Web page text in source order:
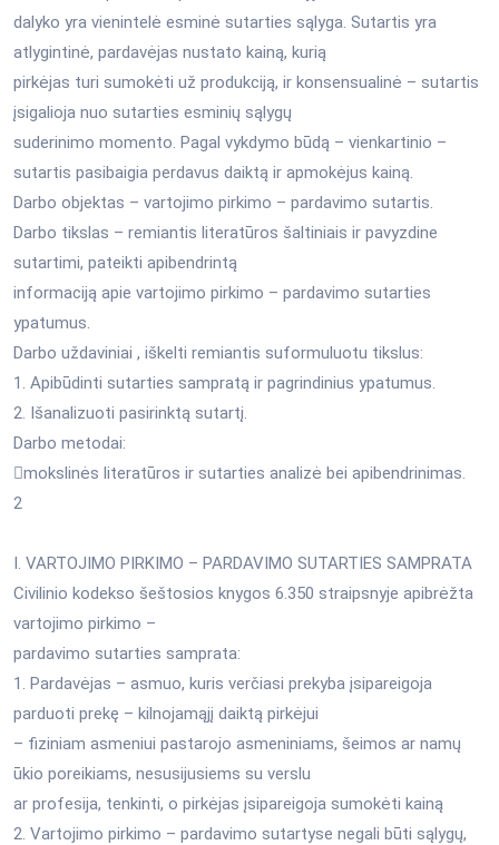
dalyko yra vienintelė esminė sutarties sąlyga. Sutartis yra
atlygintinė, pardavėjas nustato kainą, kurią
pirkėjas turi sumokėti už produkciją, ir konsensualinė – sutartis
įsigalioja nuo sutarties esminių sąlygų
suderinimo momento. Pagal vykdymo būdą – vienkartinio –
sutartis pasibaigia perdavus daiktą ir apmokėjus kainą.
Darbo objektas – vartojimo pirkimo – pardavimo sutartis.
Darbo tikslas – remiantis literatūros šaltiniais ir pavyzdine
sutartimi, pateikti apibendrintą
informaciją apie vartojimo pirkimo – pardavimo sutarties
ypatumus.
Darbo uždaviniai , iškelti remiantis suformuluotu tikslus:
1. Apibūdinti sutarties sampratą ir pagrindinius ypatumus.
2. Išanalizuoti pasirinktą sutartį.
Darbo metodai:
mokslinės literatūros ir sutarties analizė bei apibendrinimas.
2
I. VARTOJIMO PIRKIMO – PARDAVIMO SUTARTIES SAMPRATA
Civilinio kodekso šeštosios knygos 6.350 straipsnyje apibrėžta
vartojimo pirkimo –
pardavimo sutarties samprata:
1. Pardavėjas – asmuo, kuris verčiasi prekyba įsipareigoja
parduoti prekę – kilnojamąjį daiktą pirkėjui
– fiziniam asmeniui pastarojo asmeniniams, šeimos ar namų
ūkio poreikiams, nesusijusiems su verslu
ar profesija, tenkinti, o pirkėjas įsipareigoja sumokėti kainą
2. Vartojimo pirkimo – pardavimo sutartyse negali būti sąlygų,